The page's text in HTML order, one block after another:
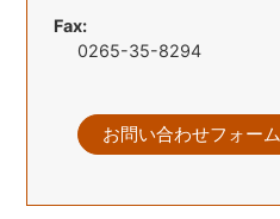
Fax:
0265-35-8294
お問い合わせフォーム